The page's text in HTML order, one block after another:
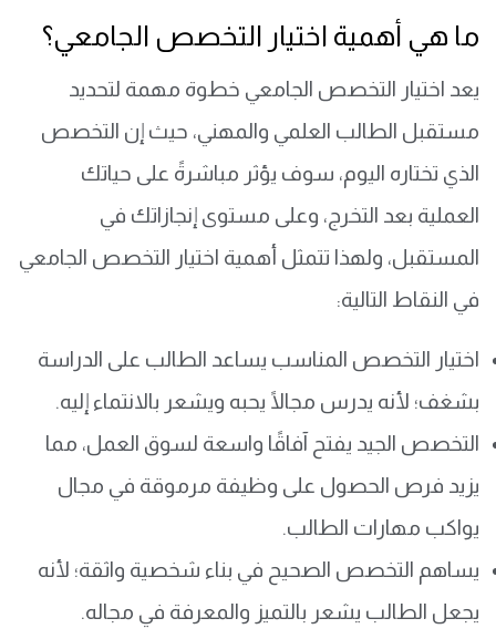
ما هي أهمية اختيار التخصص الجامعي؟
يعد اختيار التخصص الجامعي خطوة مهمة لتحديد
مستقبل الطالب العلمي والمهني، حيث إن التخصص
الذي تختاره اليوم، سوف يؤثر مباشرةً على حياتك
العملية بعد التخرج، وعلى مستوى إنجازاتك في
المستقبل، ولهذا تتمثل أهمية اختيار التخصص الجامعي
في النقاط التالية:
اختيار التخصص المناسب يساعد الطالب على الدراسة
بشغف؛ لأنه يدرس مجالًا يحبه ويشعر بالانتماء إليه.
التخصص الجيد يفتح آفاقًا واسعة لسوق العمل، مما
يزيد فرص الحصول على وظيفة مرموقة في مجال
يواكب مهارات الطالب.
يساهم التخصص الصحيح في بناء شخصية واثقة؛ لأنه
يجعل الطالب يشعر بالتميز والمعرفة في مجاله.